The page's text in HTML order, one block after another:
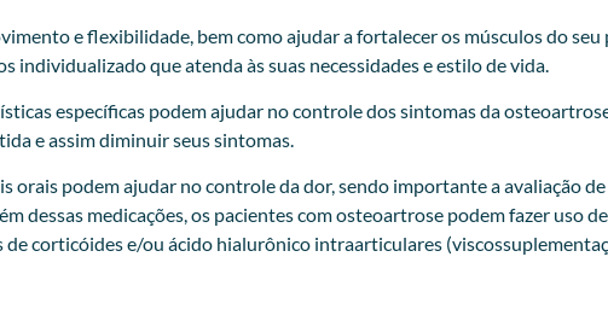
e flexibilidade, bem como ajudar a fortalecer os músculos do seu
que atenda às suas necessidades e estilo de vida.
específicas podem ajudar no controle dos sintomas da
e assim diminuir seus sintomas.
podem ajudar no controle da dor, sendo importante a avaliação
dessas medicações, os pacientes com osteoartrose podem fazer uso de
corticóides e/ou ácido hialurônico intraarticulares